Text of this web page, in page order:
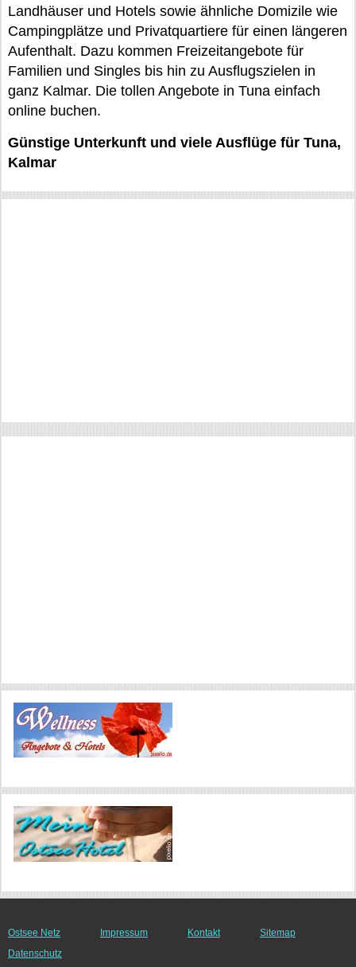
Landhäuser und Hotels sowie ähnliche Domizile wie
Campingplätze und Privatquartiere für einen längeren
Aufenthalt. Dazu kommen Freizeitangebote für
Familien und Singles bis hin zu Ausflugszielen in
ganz Kalmar. Die tollen Angebote in Tuna einfach
online buchen.
Günstige Unterkunft und viele Ausflüge für Tuna,
Kalmar
Ostsee Netz Impressum Kontakt
Sitemap
Datenschutz